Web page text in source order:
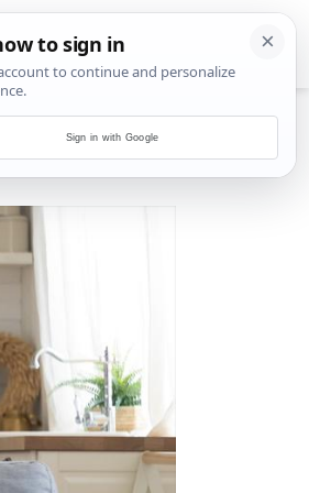
Sign in with Google